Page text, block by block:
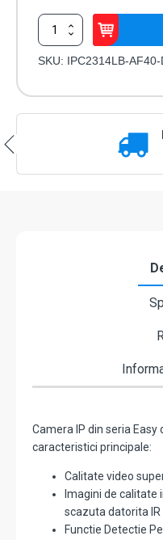
Cantitate
Camera
IP
SKU: IPC2314LB-
Camera IP din seria
caracteristici principale:
Calitate video
Imagini de calitate
scazuta datorita IR
Functie Detectie